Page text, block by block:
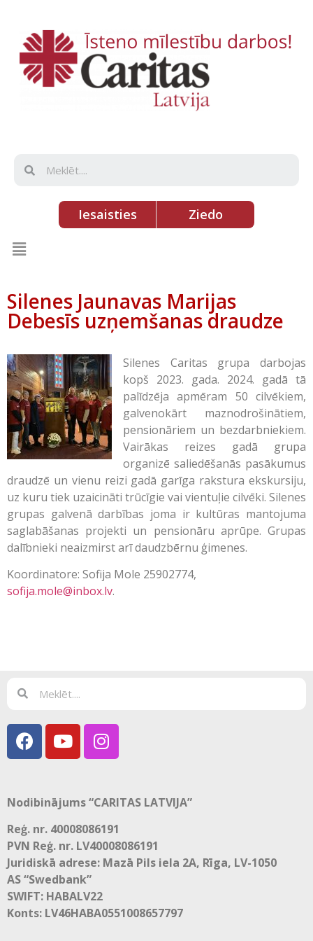
Iesaisties Ziedo
Silenes Jaunavas Marijas
Debesīs uzņemšanas draudze
Silenes Caritas grupa darbojas
kopš 2023. gada. 2024. gadā tā
palīdzēja apmēram 50 cilvēkiem,
galvenokārt maznodrošinātiem,
pensionāriem un bezdarbniekiem.
Vairākas reizes gadā grupa
organizē saliedēšanās pasākumus
draudzē un vienu reizi gadā garīga rakstura ekskursiju,
uz kuru tiek uzaicināti trūcīgie vai vientuļie cilvēki. Silenes
grupas galvenā darbības joma ir kultūras mantojuma
saglabāšanas projekti un pensionāru aprūpe. Grupas
dalībnieki neaizmirst arī daudzbērnu ģimenes.
Koordinatore: Sofija Mole 25902774,
sofija.mole@inbox.lv.
Nodibinājums “CARITAS LATVIJA”
Reģ. nr. 40008086191
PVN Reģ. nr. LV40008086191
Juridiskā adrese: Mazā Pils iela 2A, Rīga, LV-1050
AS “Swedbank”
SWIFT: HABALV22
Konts: LV46HABA0551008657797